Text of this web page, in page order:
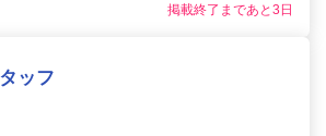
掲載終了まであと3日
ッフ